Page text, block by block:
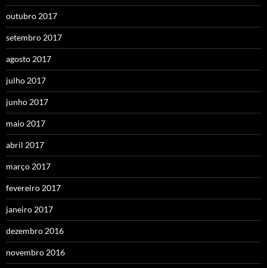
outubro 2017
setembro 2017
agosto 2017
julho 2017
junho 2017
maio 2017
abril 2017
março 2017
fevereiro 2017
janeiro 2017
dezembro 2016
novembro 2016